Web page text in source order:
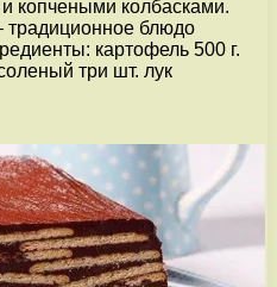
копчеными колбасками.
традиционное блюдо
картофель 500 г.
три шт. лук